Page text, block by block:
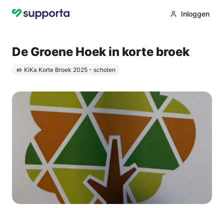
Inloggen
De Groene Hoek in korte broek
KiKa Korte Broek 2025 - scholen